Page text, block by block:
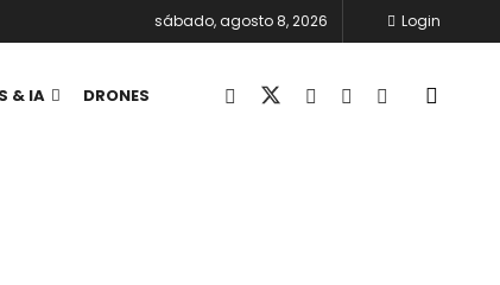
sábado, agosto 8, 2026 Login
& IA DRONES